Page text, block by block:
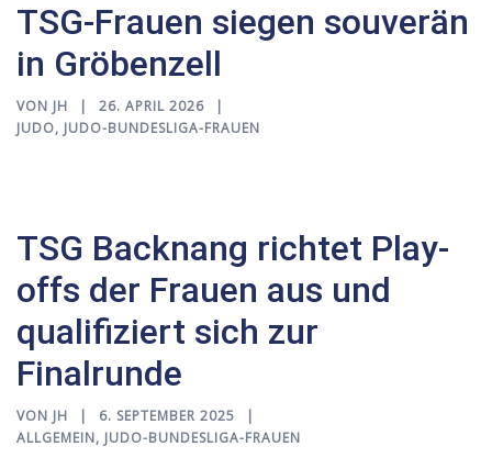
TSG-Frauen siegen souverän
in Gröbenzell
VON JH
26. APRIL 2026
JUDO, JUDO-BUNDESLIGA-FRAUEN
TSG Backnang richtet Play-
offs der Frauen aus und
qualifiziert sich zur
Finalrunde
VON JH
6. SEPTEMBER 2025
ALLGEMEIN, JUDO-BUNDESLIGA-FRAUEN